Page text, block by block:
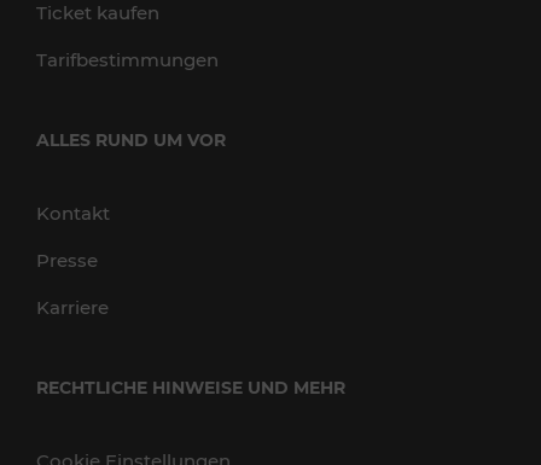
Ticket kaufen
Tarifbestimmungen
ALLES RUND UM VOR
Kontakt
Presse
Karriere
RECHTLICHE HINWEISE UND MEHR